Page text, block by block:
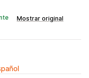
Mostrar original